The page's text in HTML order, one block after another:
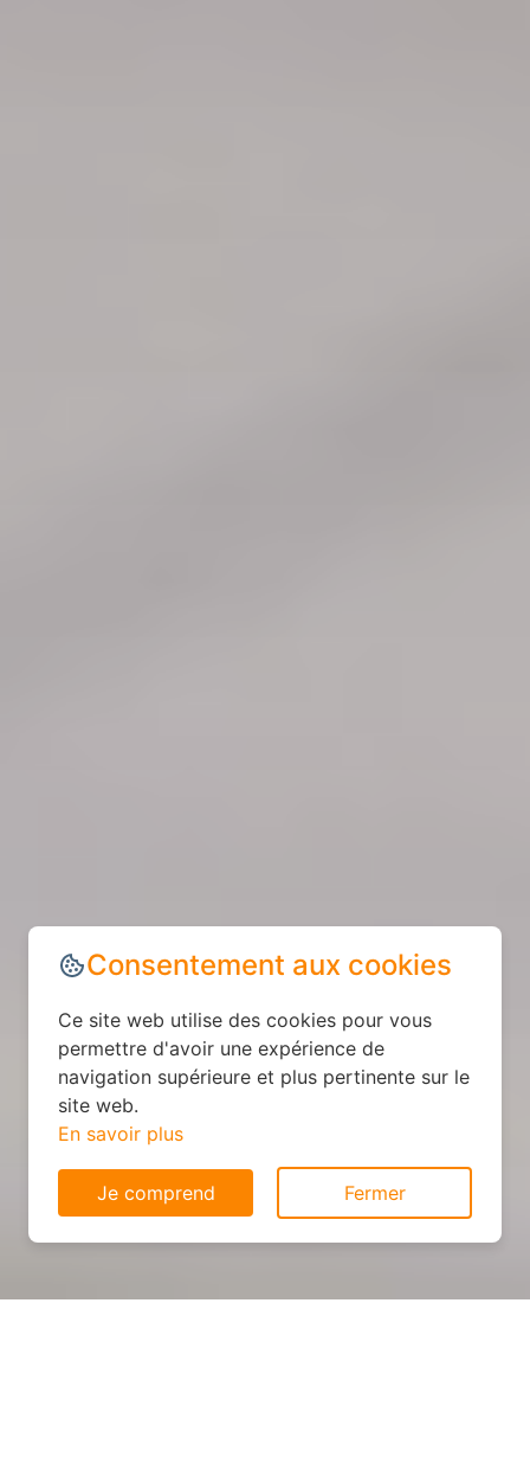
Consentement aux cookies
Ce site web utilise des cookies pour vous
permettre d'avoir une expérience de
navigation supérieure et plus pertinente sur le
site web.
En savoir plus
Je comprend Fermer